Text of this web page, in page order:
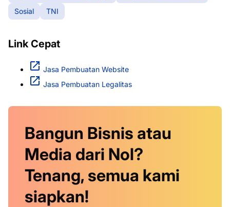
Sosial
TNI
Link Cepat
Jasa Pembuatan Website
Jasa Pembuatan Legalitas
Bangun Bisnis atau
Media dari Nol?
Tenang, semua kami
siapkan!